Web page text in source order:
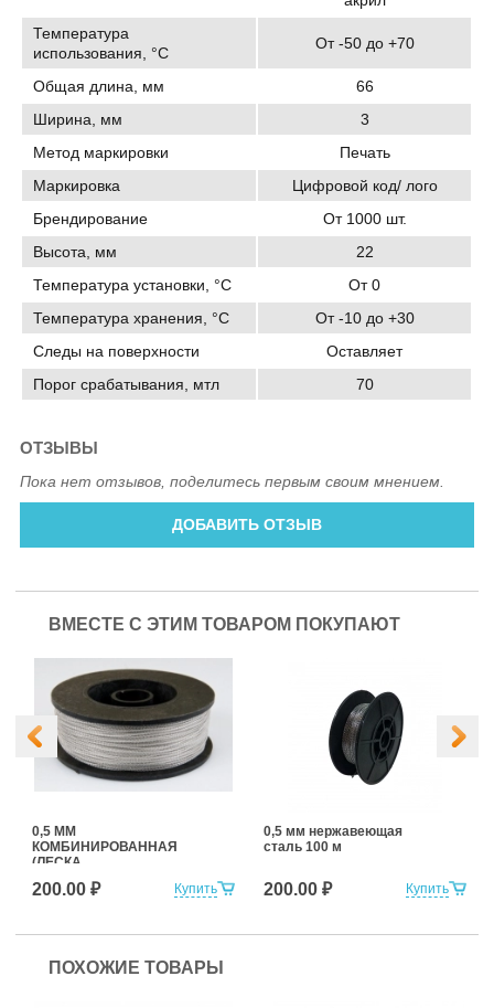
Температура
использования, °C
От -50 до +70
Общая длина, мм
66
Ширина, мм
3
Метод маркировки
Печать
Маркировка
Цифровой код/ лого
Брендирование
От 1000 шт.
Высота, мм
22
Температура установки, °C
От 0
Температура хранения, °C
От -10 до +30
Следы на поверхности
Оставляет
Порог срабатывания, мтл
70
ОТЗЫВЫ
Пока нет отзывов, поделитесь первым своим мнением.
ДОБАВИТЬ ОТЗЫВ
ВМЕСТЕ С ЭТИМ ТОВАРОМ ПОКУПАЮТ
Купить
0,5 ММ
КОМБИНИРОВАННАЯ
(ЛЕСКА
+НЕРЖАВЕЮЩАЯ
СТАЛЬ) 100 м
200.00 ₽ Купить
0,5 мм нержавеющая
сталь 100 м
200.00 ₽
ПОХОЖИЕ ТОВАРЫ